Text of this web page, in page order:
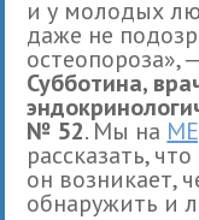
и у молодых
даже не
остеопороза»,
Субботина,
№ 52. Мы на
рассказать,
он возникает,
обнаружить и